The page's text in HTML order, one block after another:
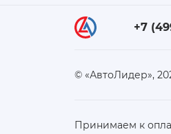
+7
© «АвтоЛидер»,
Принимаем к